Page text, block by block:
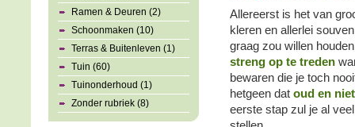
Ramen & Deuren (2)
Schoonmaken (10)
Terras & Buitenleven (1)
Tuin (60)
Tuinonderhoud (1)
Zonder rubriek (8)
Allereerst is het van
kleren en allerlei
graag zou willen
streng op te treden
bewaren die je toch
hetgeen dat oud en
eerste stap zul je al